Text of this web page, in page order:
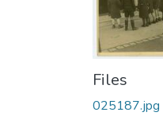
Files
025187.jpg